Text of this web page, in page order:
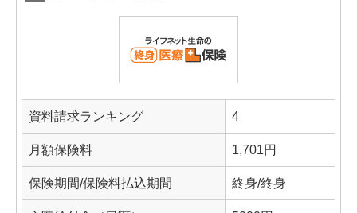
資料請求ランキング 4
月額保険料 1,701円
保険期間/保険料払込期間 終身/終身